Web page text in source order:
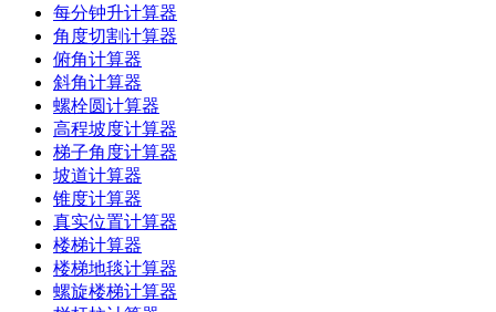
每分钟升计算器
角度切割计算器
俯角计算器
斜角计算器
螺栓圆计算器
高程坡度计算器
梯子角度计算器
坡道计算器
锥度计算器
真实位置计算器
楼梯计算器
楼梯地毯计算器
螺旋楼梯计算器